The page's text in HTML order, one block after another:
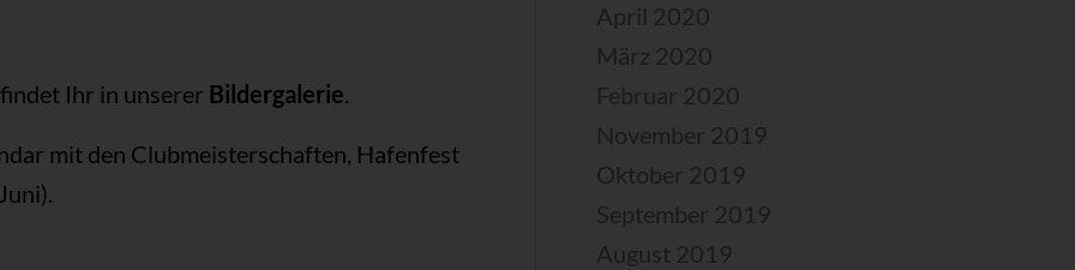
Ihr in unserer Bildergalerie.
mit den Clubmeisterschaften, Hafenfest
April 2020
März 2020
Februar 2020
November 2019
Oktober 2019
September 2019
August 2019